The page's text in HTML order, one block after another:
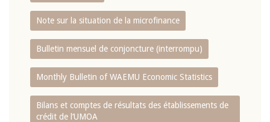
Note sur la situation de la microfinance
Bulletin mensuel de conjoncture (interrompu)
Monthly Bulletin of WAEMU Economic Statistics
Bilans et comptes de résultats des établissements de
crédit de l‘UMOA